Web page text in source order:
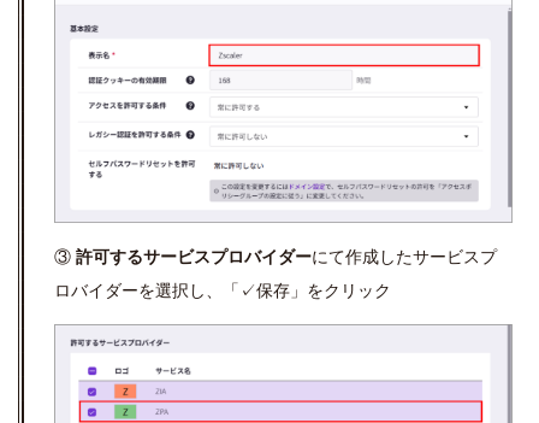
③ 許可するサービスプロバイダーにて作成したサービスプ
ロバイダーを選択し、「✓保存」をクリック